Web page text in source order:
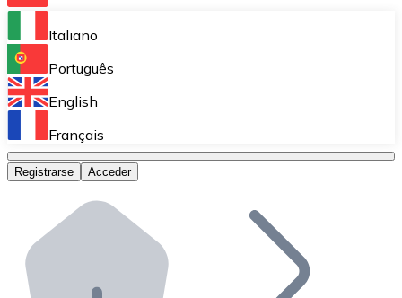
Bitnovo Ramp
Integra nuestra solución en tu plataforma.
Bitnovo Giftcards
Bitnovo OTC
Bitnovo ATM
Integra un ATM Bitnovo en tu negocio y permite que
Bitnovo API
Italiano
Português
English
Français
Registrarse Acceder